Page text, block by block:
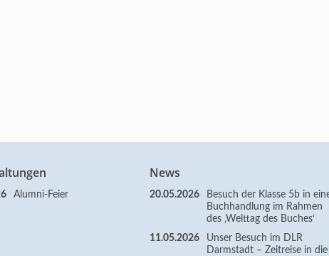
Alumni-Feier
News
20.05.2026
Besuch der Klasse 5b in
Buchhandlung im Rahmen
des ‚Welttag des Buches‘
11.05.2026
Unser Besuch im DLR
Darmstadt – Zeitreise in die